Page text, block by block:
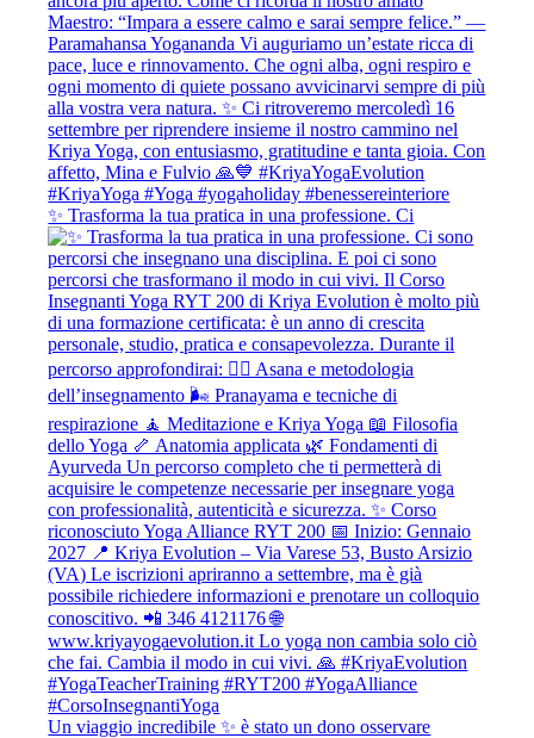
✨ Trasforma la tua pratica in una professione. Ci
Un viaggio incredibile ✨ è stato un dono osservare